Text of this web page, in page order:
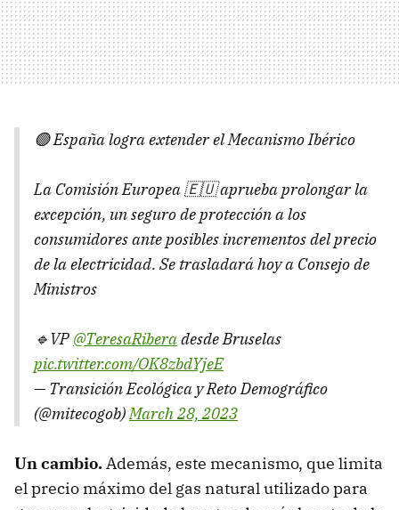
🟢 España logra extender el Mecanismo Ibérico
La Comisión Europea 🇪🇺 aprueba prolongar la
excepción, un seguro de protección a los
consumidores ante posibles incrementos del precio
de la electricidad. Se trasladará hoy a Consejo de
Ministros
🔹VP @TeresaRiberadesde Bruselas
pic.twitter.com/OK8zbdYjeE
— Transición Ecológica y Reto Demográfico
(@mitecogob)March 28, 2023
Un cambio.Además, este mecanismo, que limita
el precio máximo del gas natural utilizado para